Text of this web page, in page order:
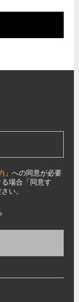
」への同意が必要
場合「同意す
い。